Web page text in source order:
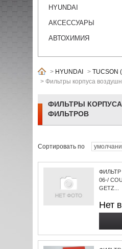
HYUNDAI
АКСЕССУАРЫ
АВТОХИМИЯ
> HYUNDAI > TUCSON
> Фильтры корпуса
ФИЛЬТРЫ
ФИЛЬТРОВ
Сортировать по
06-/
GETZ...
Нет